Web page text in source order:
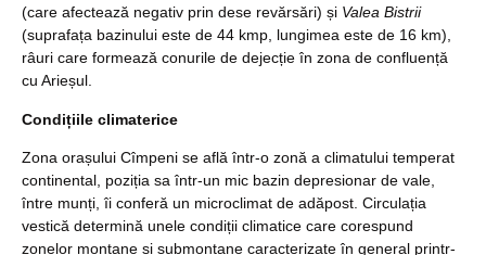
(care afectează negativ prin dese revărsări) și Valea Bistrii
(suprafața bazinului este de 44 kmp, lungimea este de 16 km),
râuri care formează conurile de dejecție în zona de confluență
cu Arieșul.
Condițiile climaterice
Zona orașului Cîmpeni se află într-o zonă a climatului temperat
continental, poziția sa într-un mic bazin depresionar de vale,
între munți, îi conferă un microclimat de adăpost. Circulația
vestică determină unele condiții climatice care corespund
zonelor montane și submontane caracterizate în general printr-